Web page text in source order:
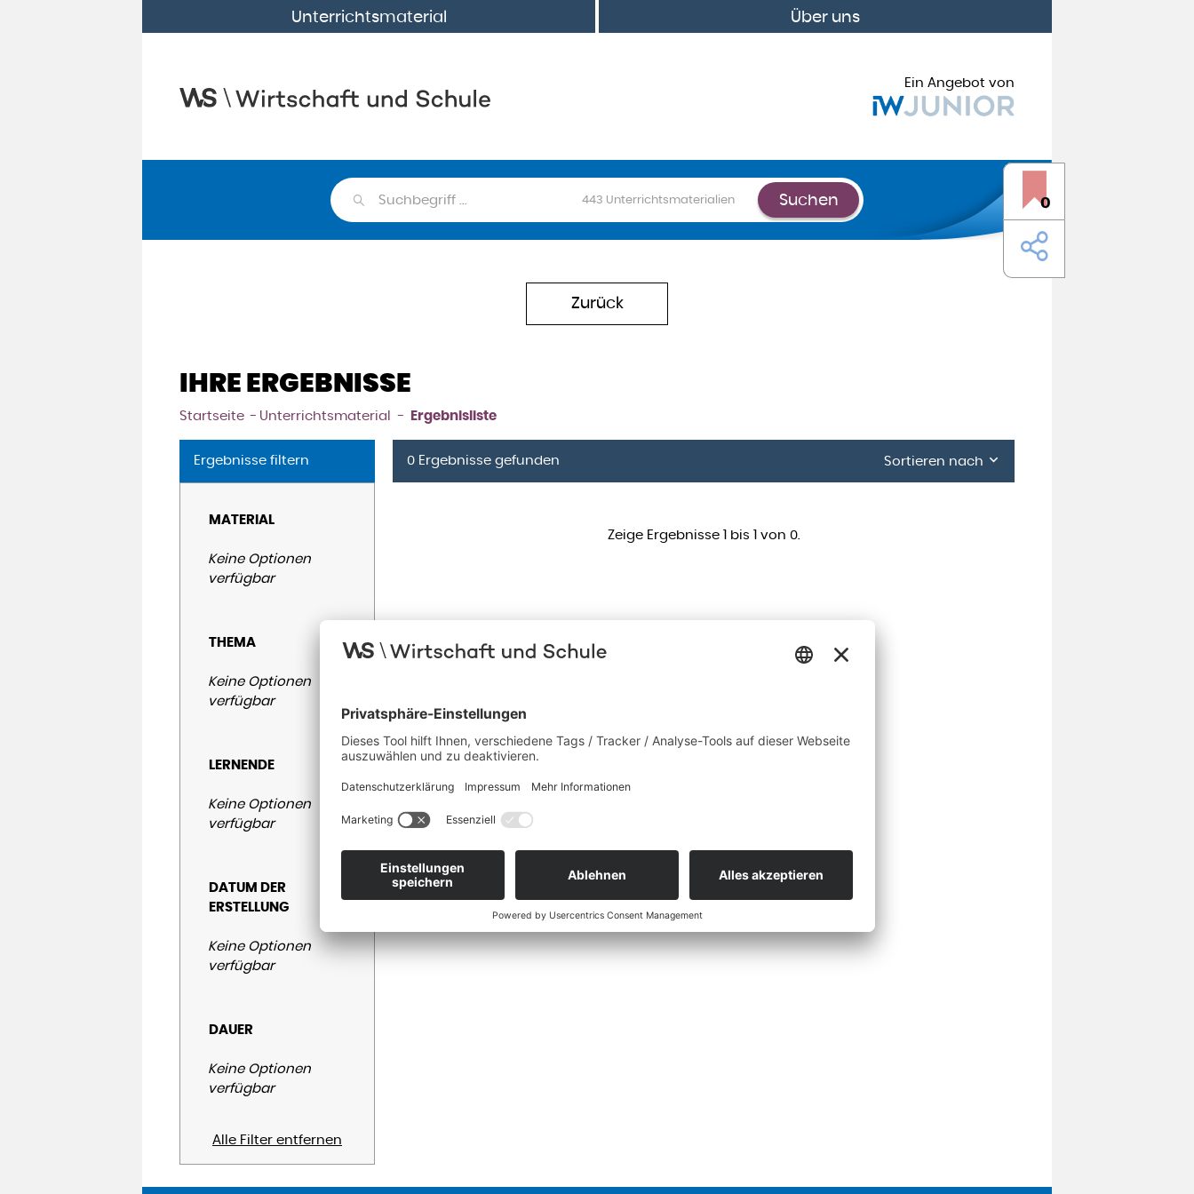
Unterrichtsmaterial Über uns
Ein Angebot von
0
Suchen 443 Unterrichtsmaterialien Suchen
Zurück
IHRE ERGEBNISSE
Startseite Unterrichtsmaterial Ergebnisliste
Ergebnisse filtern
MATERIAL
Keine Optionen
verfügbar
THEMA
Keine Optionen
verfügbar
LERNENDE
Keine Optionen
verfügbar
DATUM DER
ERSTELLUNG
Keine Optionen
verfügbar
DAUER
Keine Optionen
verfügbar
Alle Filter entfernen
0 Ergebnisse gefunden Sortieren nach
Zeige Ergebnisse 1 bis 1 von 0.